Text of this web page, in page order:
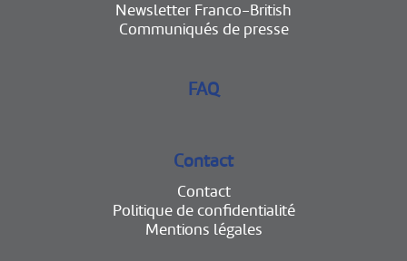
Newsletter Franco-British
Communiqués de presse
FAQ
Contact
Contact
Politique de confidentialité
Mentions légales